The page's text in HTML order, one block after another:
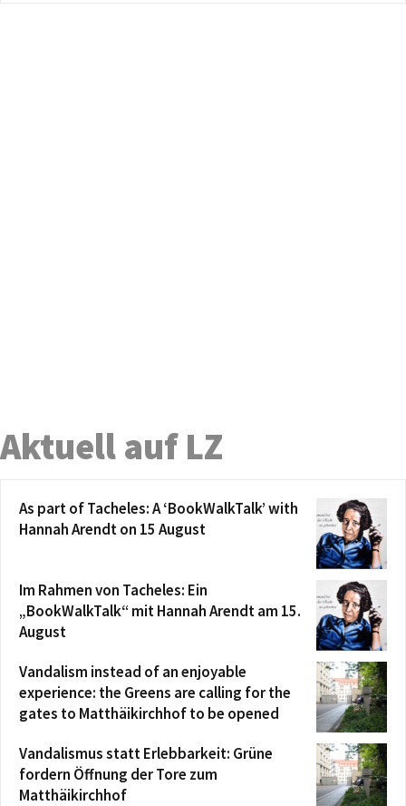
Aktuell auf LZ
As part of Tacheles: A ‘BookWalkTalk’ with
Hannah Arendt on 15 August
Im Rahmen von Tacheles: Ein
„BookWalkTalk“ mit Hannah Arendt am 15.
August
Vandalism instead of an enjoyable
experience: the Greens are calling for the
gates to Matthäikirchhof to be opened
Vandalismus statt Erlebbarkeit: Grüne
fordern Öffnung der Tore zum
Matthäikirchhof